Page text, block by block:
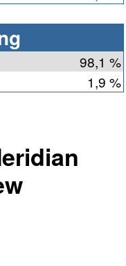
98,1 %
1,9 %